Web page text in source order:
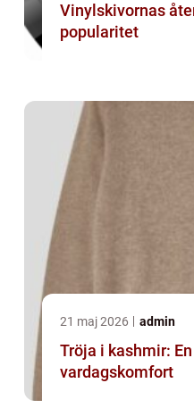
Vinylskivornas
popularitet
21 maj 2026 admin
Tröja i kashmir:
vardagskomfort